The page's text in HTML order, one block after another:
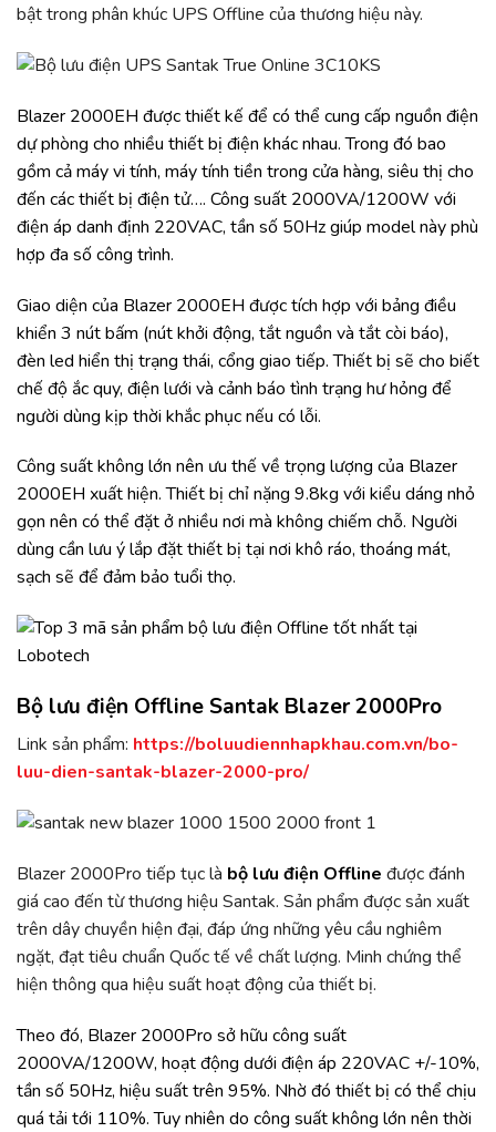
bật trong phân khúc UPS Offline của thương hiệu này.
Blazer 2000EH được thiết kế để có thể cung cấp nguồn điện
dự phòng cho nhiều thiết bị điện khác nhau. Trong đó bao
gồm cả máy vi tính, máy tính tiền trong cửa hàng, siêu thị cho
đến các thiết bị điện tử…. Công suất 2000VA/1200W với
điện áp danh định 220VAC, tần số 50Hz giúp model này phù
hợp đa số công trình.
Giao diện của Blazer 2000EH được tích hợp với bảng điều
khiển 3 nút bấm (nút khởi động, tắt nguồn và tắt còi báo),
đèn led hiển thị trạng thái, cổng giao tiếp. Thiết bị sẽ cho biết
chế độ ắc quy, điện lưới và cảnh báo tình trạng hư hỏng để
người dùng kịp thời khắc phục nếu có lỗi.
Công suất không lớn nên ưu thế về trọng lượng của Blazer
2000EH xuất hiện. Thiết bị chỉ nặng 9.8kg với kiểu dáng nhỏ
gọn nên có thể đặt ở nhiều nơi mà không chiếm chỗ. Người
dùng cần lưu ý lắp đặt thiết bị tại nơi khô ráo, thoáng mát,
sạch sẽ để đảm bảo tuổi thọ.
Bộ lưu điện Offline Santak Blazer 2000Pro
Link sản phẩm: https://boluudiennhapkhau.com.vn/bo-
luu-dien-santak-blazer-2000-pro/
Blazer 2000Pro tiếp tục là bộ lưu điện Offline được đánh
giá cao đến từ thương hiệu Santak. Sản phẩm được sản xuất
trên dây chuyền hiện đại, đáp ứng những yêu cầu nghiêm
ngặt, đạt tiêu chuẩn Quốc tế về chất lượng. Minh chứng thể
hiện thông qua hiệu suất hoạt động của thiết bị.
Theo đó, Blazer 2000Pro sở hữu công suất
2000VA/1200W, hoạt động dưới điện áp 220VAC +/-10%,
tần số 50Hz, hiệu suất trên 95%. Nhờ đó thiết bị có thể chịu
quá tải tới 110%. Tuy nhiên do công suất không lớn nên thời